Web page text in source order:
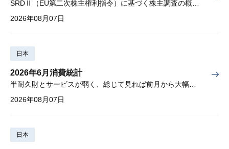
2026年08月07日
日本
2026年6月消費統計
半耐久財とサービスが弱く、総じて見れば前月から大幅に減少
2026年08月07日
日本